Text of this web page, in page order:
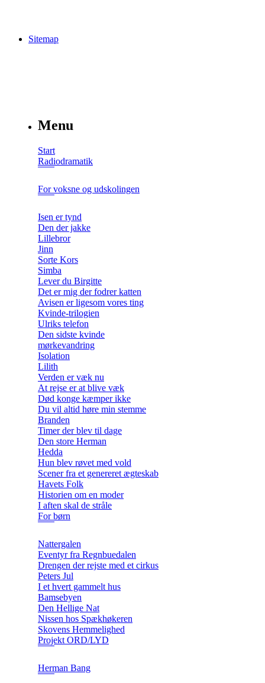
Sitemap
Menu
Start
Radiodramatik
For voksne og udskolingen
Isen er tynd
Den der jakke
Lillebror
Jinn
Sorte Kors
Simba
Lever du Birgitte
Det er mig der fodrer katten
Avisen er ligesom vores ting
Kvinde-trilogien
Ulriks telefon
Den sidste kvinde
mørkevandring
Isolation
Lilith
Verden er væk nu
At rejse er at blive væk
Død konge kæmper ikke
Du vil altid høre min stemme
Branden
Timer der blev til dage
Den store Herman
Hedda
Hun blev røvet med vold
Scener fra et genereret ægteskab
Havets Folk
Historien om en moder
I aften skal de stråle
For børn
Nattergalen
Eventyr fra Regnbuedalen
Drengen der rejste med et cirkus
Peters Jul
I et hvert gammelt hus
Bamsebyen
Den Hellige Nat
Nissen hos Spækhøkeren
Skovens Hemmelighed
Projekt ORD/LYD
Herman Bang